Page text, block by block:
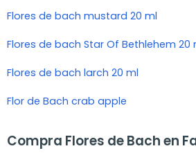
Flores de bach mustard 20 ml
Flores de bach Star Of Bethlehem 20
Flores de bach larch 20 ml
Flor de Bach crab apple
Compra Flores de Bach en